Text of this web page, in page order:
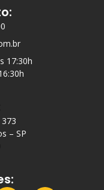
17:30h
– SP